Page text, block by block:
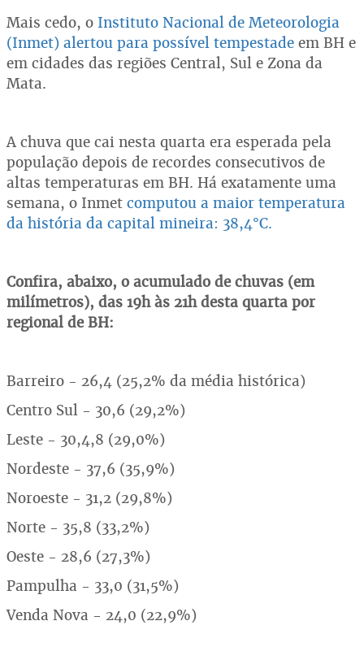
Mais cedo, o Instituto Nacional de Meteorologia
(Inmet) alertou para possível tempestade em BH e
em cidades das regiões Central, Sul e Zona da
Mata.
A chuva que cai nesta quarta era esperada pela
população depois de recordes consecutivos de
altas temperaturas em BH. Há exatamente uma
semana, o Inmet computou a maior temperatura
da história da capital mineira: 38,4°C.
Confira, abaixo, o acumulado de chuvas (em
milímetros), das 19h às 21h desta quarta por
regional de BH:
Barreiro - 26,4 (25,2% da média histórica)
Centro Sul - 30,6 (29,2%)
Leste - 30,4,8 (29,0%)
Nordeste - 37,6 (35,9%)
Noroeste - 31,2 (29,8%)
Norte - 35,8 (33,2%)
Oeste - 28,6 (27,3%)
Pampulha - 33,0 (31,5%)
Venda Nova - 24,0 (22,9%)